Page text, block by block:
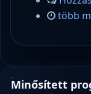
több
Minősített